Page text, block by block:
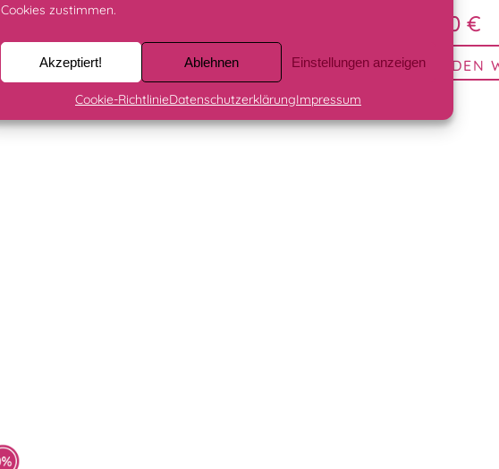
Cookies zustimmen.
Akzeptiert! Ablehnen Einstellungen anzeigen
Cookie-RichtlinieDatenschutzerklärungImpressum
8,90
IN DEN WARENKORB
16,00 €
IN DEN